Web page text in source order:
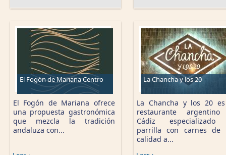
El Fogón de Mariana Centro
El Fogón de Mariana ofrece
una propuesta gastronómica
que mezcla la tradición
andaluza con...
La Chancha y los 20
La Chancha y los 20
restaurante
Cádiz
parrilla con carnes de
calidad a...